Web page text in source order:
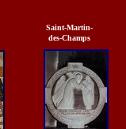
Saint-Martin-
des-Champs